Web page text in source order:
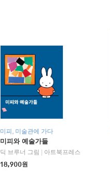
미피, 미술관에 가다
미피와 예술가들
딕 브루너 그림
아트북프레스
18,900원